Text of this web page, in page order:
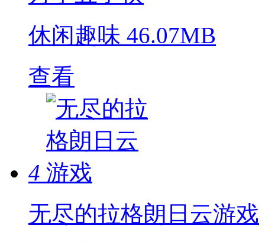
休闲趣味 46.07MB
查看
4
无尽的拉格朗日云游戏